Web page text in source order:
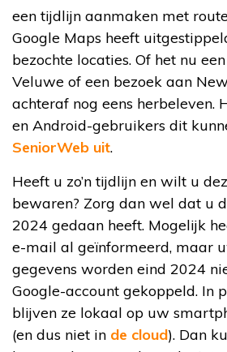
een tijdlijn aanmaken met
Google Maps heeft
bezochte locaties. Of het nu
Veluwe of een bezoek aan
achteraf nog eens herbeleven.
en Android-gebruikers dit
SeniorWeb uit.
Heeft u zo’n tijdlijn en wilt u
bewaren? Zorg dan wel dat u
2024 gedaan heeft. Mogelijk
e-mail al geïnformeerd, maar
gegevens worden eind 2024
Google-account gekoppeld. In
blijven ze lokaal op uw
(en dus niet in de cloud). Dan